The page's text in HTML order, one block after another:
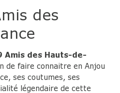
des
Amis des Hauts-de-
de faire connaitre en Anjou
ses coutumes, ses
légendaire de cette